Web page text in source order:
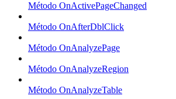
Método OnActivePageChanged
Método OnAfterDblClick
Método OnAnalyzePage
Método OnAnalyzeRegion
Método OnAnalyzeTable